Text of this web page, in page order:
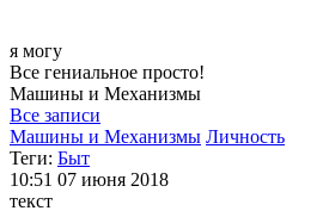
я могу
Все гениальное просто!
Машины и Механизмы
Все записи
Машины и Механизмы Личность
Теги: Быт
10:51 07 июня 2018
текст